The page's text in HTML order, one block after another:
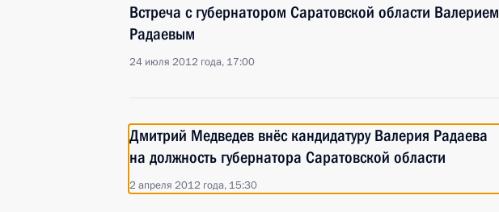
Встреча с губернатором Саратовской области Валерием
Радаевым
24 июля 2012 года, 17:00
Дмитрий Медведев внёс кандидатуру Валерия Радаева
на должность губернатора Саратовской области
2 апреля 2012 года, 15:30